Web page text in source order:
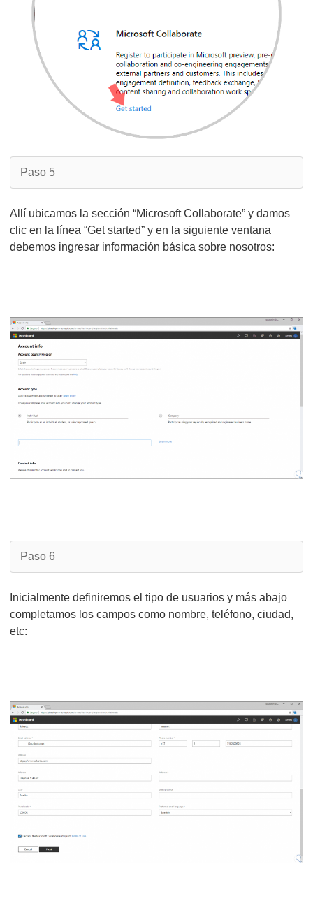
Paso 5
Allí ubicamos la sección “Microsoft Collaborate” y damos
clic en la línea “Get started” y en la siguiente ventana
debemos ingresar información básica sobre nosotros:
Paso 6
Inicialmente definiremos el tipo de usuarios y más abajo
completamos los campos como nombre, teléfono, ciudad,
etc: